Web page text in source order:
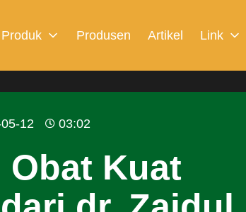
Produk Produsen Artikel Link
12 03:02
Obat Kuat